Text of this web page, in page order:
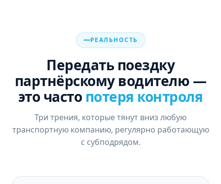
РЕАЛЬНОСТЬ
Передать поездку
партнёрскому водителю —
это часто потеря контроля
Три трения, которые тянут вниз любую
транспортную компанию, регулярно работающую
с субподрядом.